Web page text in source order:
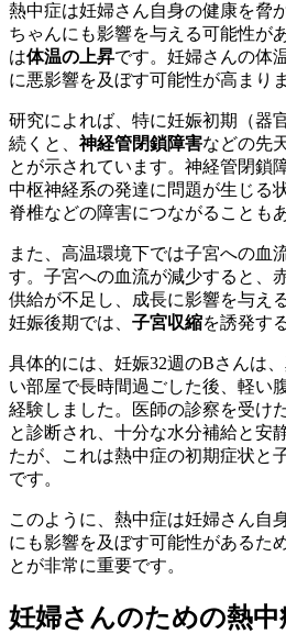
熱中症は妊婦さん自身の健康を脅
ちゃんにも影響を与える可能性が
は体温の上昇です。妊婦さんの体
に悪影響を及ぼす可能性が高まりま
研究によれば、特に妊娠初期（器
続くと、神経管閉鎖障害などの先
とが示されています。神経管閉鎖
中枢神経系の発達に問題が生じる
脊椎などの障害につながることも
また、高温環境下では子宮への血
す。子宮への血流が減少すると、
供給が不足し、成長に影響を与え
妊娠後期では、 子宮収縮を誘発す
具体的には、妊娠32週のBさんは
い部屋で長時間過ごした後、軽い
経験しました。医師の診察を受け
と診断され、十分な水分補給と安
たが、これは熱中症の初期症状と
です。
このように、熱中症は妊婦さん自
にも影響を及ぼす可能性があるた
とが非常に重要です。
妊婦さんのための熱中